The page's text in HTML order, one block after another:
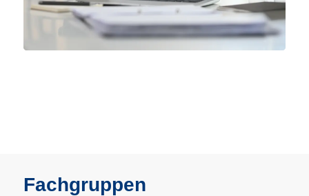
Fachgruppen